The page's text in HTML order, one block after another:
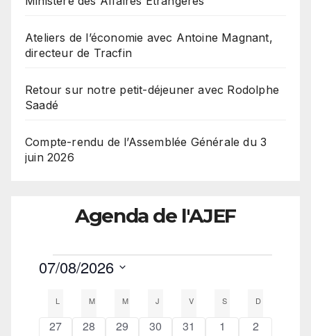
Ateliers de l’économie avec Antoine Magnant,
directeur de Tracfin
Retour sur notre petit-déjeuner avec Rodolphe
Saadé
Compte-rendu de l’Assemblée Générale du 3
juin 2026
Agenda de l'AJEF